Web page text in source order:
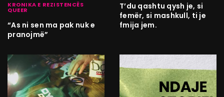
KRONIKA E REZISTENCËS
QUEER
“As ni sen ma pak nuk e
pranojmë”
T’du qashtu qysh je, si
femër, si mashkull, ti je
fmija jem.